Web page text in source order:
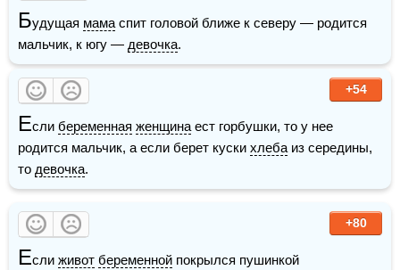
Будущая мама спит головой ближе к северу — родится
мальчик, к югу — девочка.
+54
Если беременная женщина ест горбушки, то у нее
родится мальчик, а если берет куски хлеба из середины,
то девочка.
+80
Если живот беременной покрылся пушинкой